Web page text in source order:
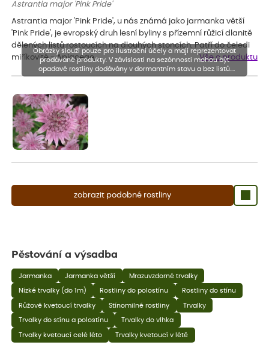
Astrantia major 'Pink Pride'
Astrantia major 'Pink Pride', u nás známá jako jarmanka větší
'Pink Pride', je evropský druh lesní byliny s přízemní růžicí dlanitě
dělených listů rostoucích na dlouhých stoncích. Patří do čeledi
miříkovité - Apiaceae,…
Vše o produktu
zobrazit podobné rostliny
Obrázky slouží pouze pro ilustrační účely a mají reprezentovat
prodávané produkty. V závislosti na sezónnosti mohou být
opadavé rostliny dodávány v dormantním stavu a bez listů.
Rostliny mohou být také sestřiženy níže, než je uvedená výška,
Pěstování a výsadba
Jarmanka Jarmanka větší Mrazuvzdorné trvalky
Nízké trvalky (do 1m) Rostliny do polostínu Rostliny do stínu
Růžově kvetoucí trvalky Stínomilné rostliny Trvalky
Trvalky do stínu a polostínu Trvalky do vlhka
Trvalky kvetoucí celé léto Trvalky kvetoucí v létě